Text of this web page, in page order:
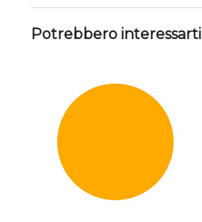
Potrebbero interessarti